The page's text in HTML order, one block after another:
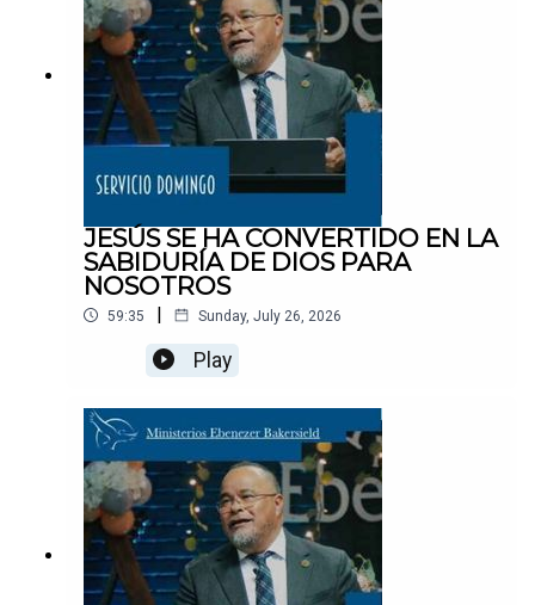
JESÚS SE HA CONVERTIDO EN LA
SABIDURÍA DE DIOS PARA
NOSOTROS
59:35 | Sunday, July 26, 2026
Play